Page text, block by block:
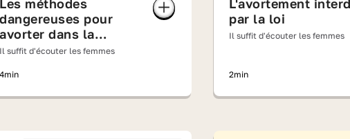
Les méthodes
dangereuses pour
avorter dans la
France des Trente
Il suffit d'écouter les femmes
4min
L'avortement
par la loi
Il suffit d'écouter les femmes
2min